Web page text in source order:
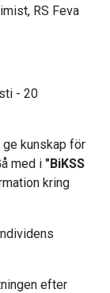
RS Feva
- 20
ge kunskap för
med i "BiKSS
kring
efter